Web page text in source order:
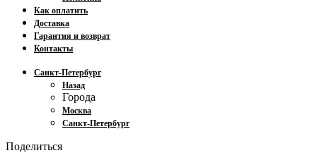
Как оплатить
Доставка
Гарантия и возврат
Контакты
Санкт-Петербург
Назад
Города
Москва
Санкт-Петербург
Поделиться